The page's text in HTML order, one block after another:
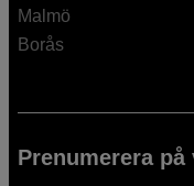
Malmö
Borås
Prenumerera